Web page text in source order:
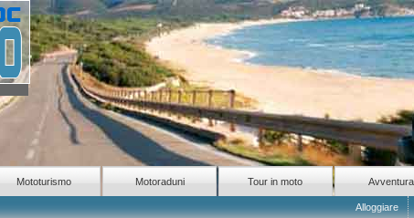
Mototurismo Motoraduni Tour in moto Avventura
Alloggiare